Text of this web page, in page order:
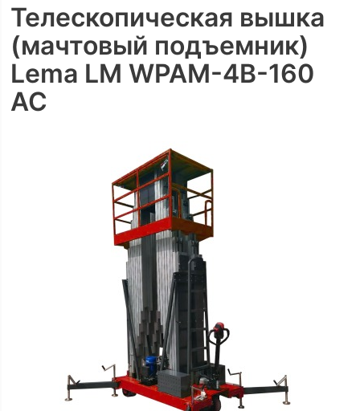
Телескопическая вышка
(мачтовый подъемник)
Lema LM WPAM-4B-160
AC